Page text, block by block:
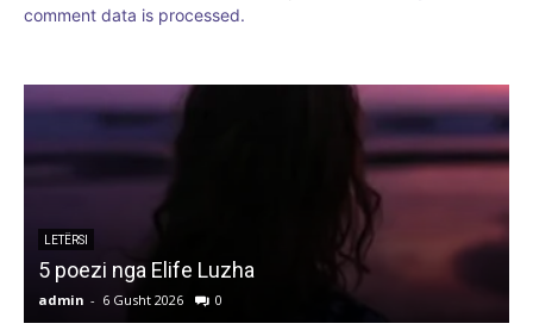
comment data is processed.
LETËRSI
5 poezi nga Elife Luzha
admin - 6 Gusht 2026 0